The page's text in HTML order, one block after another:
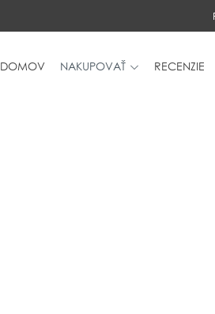
DOMOV NAKUPOVAŤ RECENZIE